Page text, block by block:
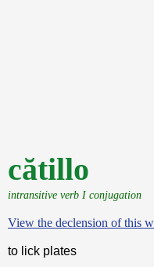
cătillo
intransitive verb I conjugation
View the declension of this
to lick plates